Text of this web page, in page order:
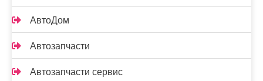
АвтоДом
Автозапчасти
Автозапчасти сервис